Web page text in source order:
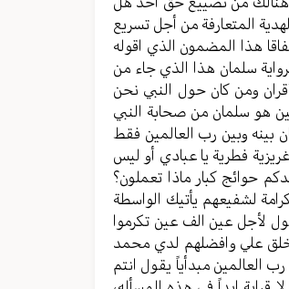
المتعارفة من أجل تسريع
هذا المضمون الذي اقوله
سلمان هذا الذي جاء من
ومن كان حول النبي نحن
هو سلمان من صحابة النبي
بينه وبين رب العالمين فقط
فطرية يا عبادي أو ليس
حوائج كبار ماذا تعملون؟
لشفيعهم يأتيك الواسطة
لأجل عين الف عين تكرموا
الخلق علي وافضلهم لدي محمد
العالمين مبدأياً يقول انتم